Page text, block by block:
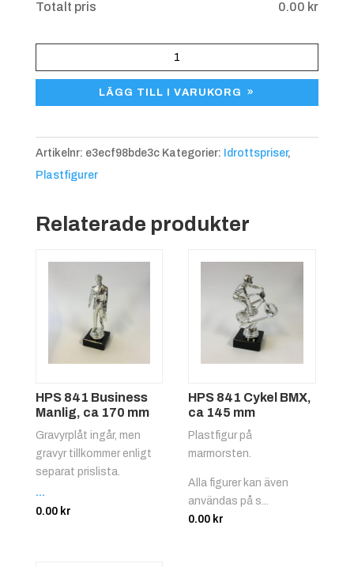
Totalt pris 0.00 kr
841
120
LÄGG TILL I VARUKORG
Artikelnr: e3ecf98bde3c Kategorier: Idrottspriser,
Plastfigurer
Relaterade produkter
HPS 841 Business
Manlig, ca 170 mm
Gravyrplåt ingår, men
gravyr tillkommer enligt
separat prislista.
...
0.00 kr
HPS 841 Cykel BMX,
ca 145 mm
Plastfigur på
marmorsten.
Alla figurer kan även
användas på s...
0.00 kr